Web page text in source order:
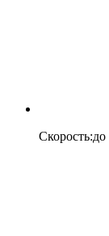
Скорость:до